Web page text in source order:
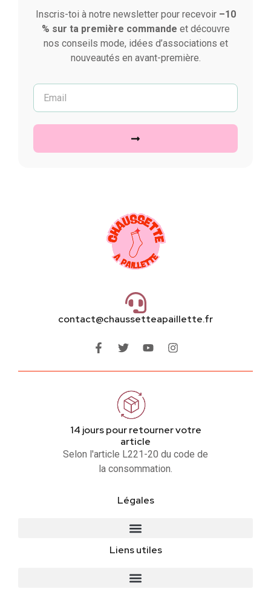
Inscris-toi à notre newsletter pour recevoir –10
% sur ta première commande et découvre
nos conseils mode, idées d’associations et
nouveautés en avant-première.
contact@chaussetteapaillette.fr
14 jours pour retourner votre
article
Selon l'article L221-20 du code de
la consommation.
Légales
Liens utiles